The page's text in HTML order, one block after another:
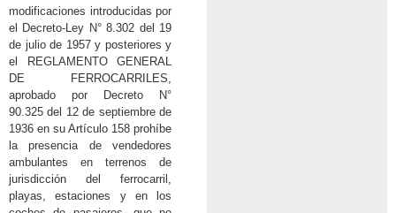
modificaciones introducidas por
el Decreto-Ley N° 8.302 del 19
de julio de 1957 y posteriores y
el REGLAMENTO GENERAL
DE FERROCARRILES,
aprobado por Decreto N°
90.325 del 12 de septiembre de
1936 en su Artículo 158 prohíbe
la presencia de vendedores
ambulantes en terrenos de
jurisdicción del ferrocarril,
playas, estaciones y en los